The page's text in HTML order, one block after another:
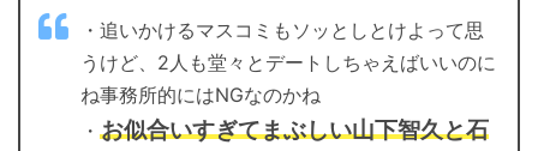
・追いかけるマスコミもソッとしとけよって思
うけど、2人も堂々とデートしちゃえばいいのに
ね事務所的にはNGなのかね
・ お似合いすぎてまぶしい山下智久と石